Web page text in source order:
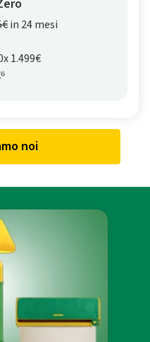
in 24 mesi
1.499€
noi